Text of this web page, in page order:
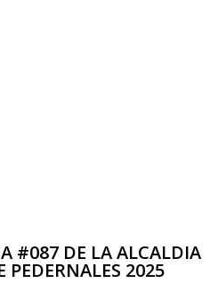
#087 DE LA ALCALDIA
PEDERNALES 2025